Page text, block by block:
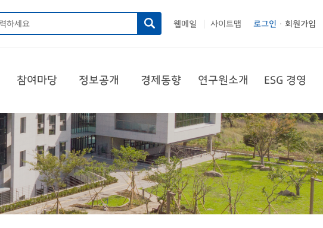
웹메일 사이트맵 로그인 회원가입
참여마당 정보공개 경제동향 연구원소개 ESG 경영